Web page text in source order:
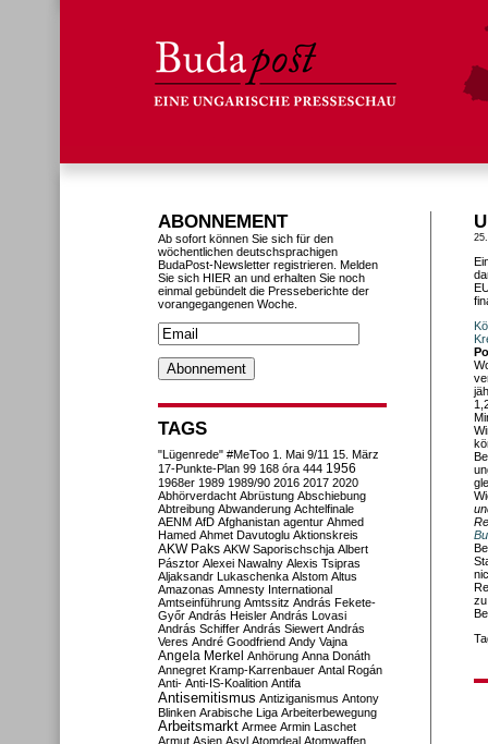
ABONNEMENT
Ab sofort können Sie sich für den
wöchentlichen deutschsprachigen
BudaPost-Newsletter registrieren. Melden
Sie sich HIER an und erhalten Sie noch
einmal gebündelt die Presseberichte der
vorangegangenen Woche.
TAGS
"Lügenrede" #MeToo 1. Mai 9/11 15. März
17-Punkte-Plan 99 168 óra 444 1956
1968er 1989 1989/90 2016 2017 2020
Abhörverdacht Abrüstung Abschiebung
Abtreibung Abwanderung Achtelfinale
AENM AfD Afghanistan agentur Ahmed
Hamed Ahmet Davutoglu Aktionskreis
AKW Paks AKW Saporischschja Albert
Pásztor Alexei Nawalny Alexis Tsipras
Aljaksandr Lukaschenka Alstom Altus
Amazonas Amnesty International
Amtseinführung Amtssitz András Fekete-
Győr András Heisler András Lovasi
András Schiffer András Siewert András
Veres André Goodfriend Andy Vajna
Angela Merkel Anhörung Anna Donáth
Annegret Kramp-Karrenbauer Antal Rogán
Anti- Anti-IS-Koalition Antifa
Antisemitismus Antiziganismus Antony
Blinken Arabische Liga Arbeiterbewegung
Arbeitsmarkt Armee Armin Laschet
Armut Asien Asyl Atomdeal Atomwaffen